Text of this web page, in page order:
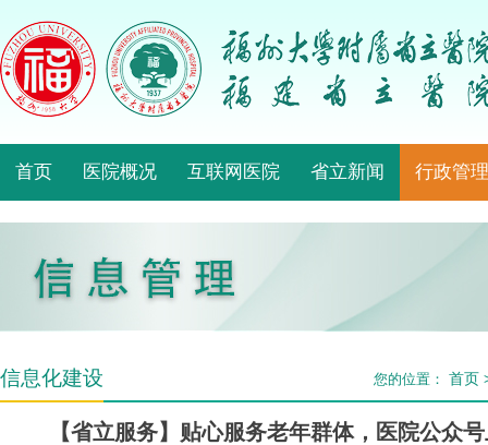
首页 医院概况 互联网医院 省立新闻 行政管理
信息化建设 您的位置： 首页
【省立服务】贴心服务老年群体，医院公众